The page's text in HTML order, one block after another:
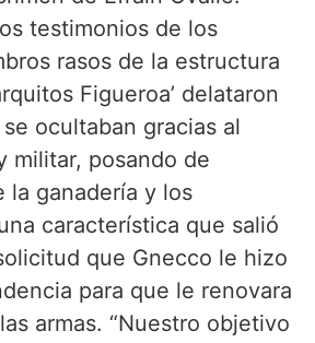
testimonios de los
rasos de la estructura
Figueroa’ delataron
ocultaban gracias al
militar, posando de
la ganadería y los
característica que salió
que Gnecco le hizo
para que le renovara
armas. “Nuestro objetivo